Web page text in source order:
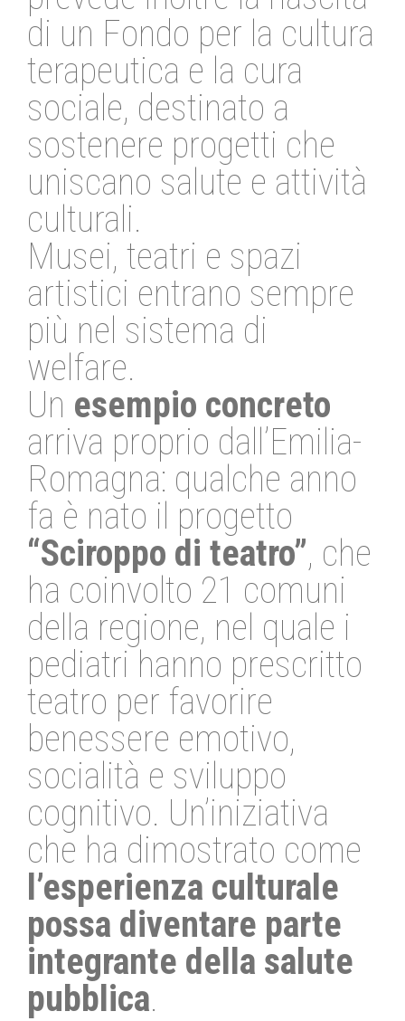
di un Fondo per la cultura
terapeutica e la cura
sociale, destinato a
sostenere progetti che
uniscano salute e attività
culturali.
Musei, teatri e spazi
artistici entrano sempre
più nel sistema di
welfare.
Un esempio concreto
arriva proprio dall’Emilia-
Romagna: qualche anno
fa è nato il progetto
“Sciroppo di teatro”, che
ha coinvolto 21 comuni
della regione, nel quale i
pediatri hanno prescritto
teatro per favorire
benessere emotivo,
socialità e sviluppo
cognitivo. Un’iniziativa
che ha dimostrato come
l’esperienza culturale
possa diventare parte
integrante della salute
pubblica.